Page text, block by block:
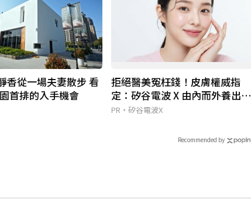
香從一場夫妻散步 看
首排的入手機會
拒絕醫美冤枉錢！皮膚權威指
定：矽谷電波 X 由內而外養出逆
齡好膚質
PR・矽谷電波X
Recommended by